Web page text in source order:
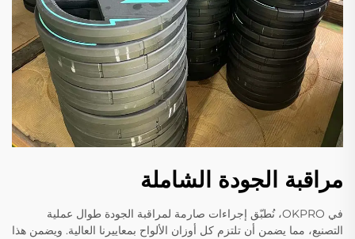
مراقبة الجودة الشاملة
في OKPRO، نُطبّق إجراءات صارمة لمراقبة الجودة طوال عملية
التصنيع، مما يضمن أن تلتزم كل أوزان الألواح بمعاييرنا العالية. ويضمن هذا